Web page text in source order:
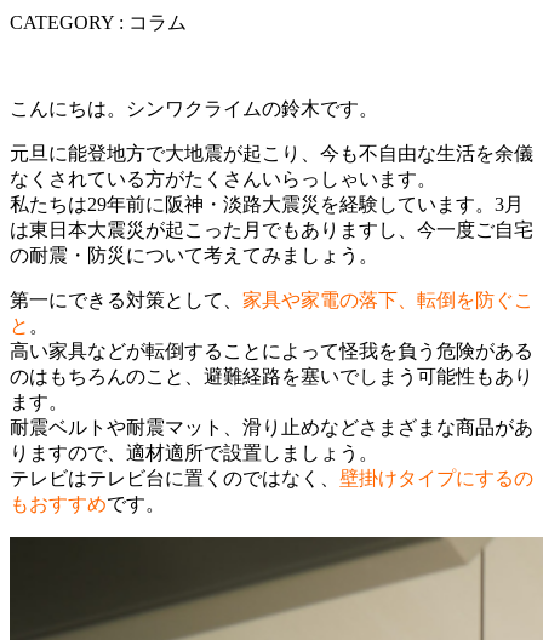
CATEGORY : コラム
こんにちは。シンワクライムの鈴木です。
元旦に能登地方で大地震が起こり、今も不自由な生活を余儀
なくされている方がたくさんいらっしゃいます。
私たちは29年前に阪神・淡路大震災を経験しています。3月
は東日本大震災が起こった月でもありますし、今一度ご自宅
の耐震・防災について考えてみましょう。
第一にできる対策として、 家具や家電の落下、転倒を防ぐこ
と 。
高い家具などが転倒することによって怪我を負う危険がある
のはもちろんのこと、避難経路を塞いでしまう可能性もあり
ます。
耐震ベルトや耐震マット、滑り止めなどさまざまな商品があ
りますので、適材適所で設置しましょう。
テレビはテレビ台に置くのではなく、 壁掛けタイプにするの
もおすすめです。